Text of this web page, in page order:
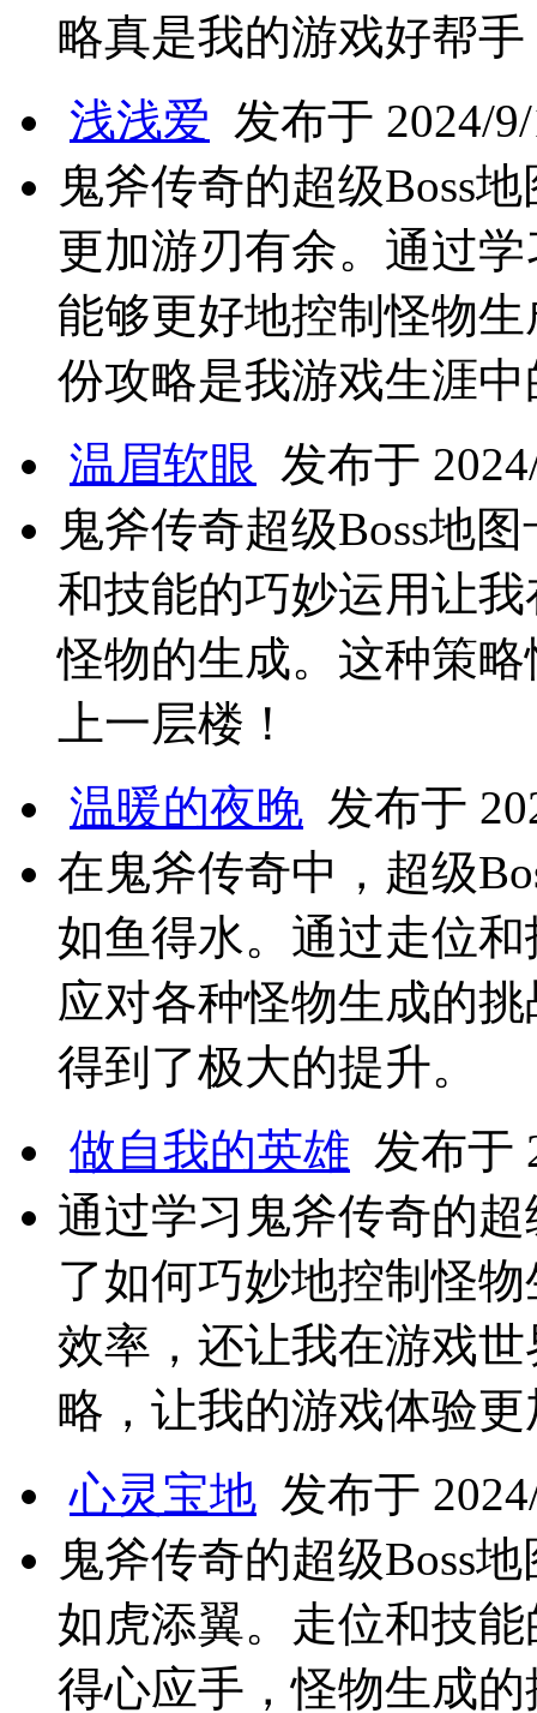
略真是我的游戏好帮手
浅浅爱 发布于 2024/
鬼斧传奇的超级Boss
更加游刃有余。通过
能够更好地控制怪物
份攻略是我游戏生涯
温眉软眼 发布于
鬼斧传奇超级Boss地
和技能的巧妙运用让
怪物的生成。这种策
上一层楼！
温暖的夜晚 发布于
在鬼斧传奇中，超级
如鱼得水。通过走位
应对各种怪物生成的
得到了极大的提升。
做自我的英雄 发布于
通过学习鬼斧传奇的
了如何巧妙地控制怪
效率，还让我在游戏
略，让我的游戏体验
心灵宝地 发布于
鬼斧传奇的超级Boss
如虎添翼。走位和技
得心应手，怪物生成